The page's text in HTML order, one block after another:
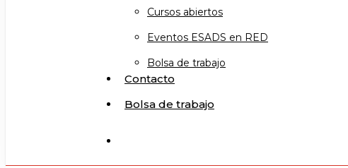
Cursos abiertos
Eventos ESADS en RED
Bolsa de trabajo
Contacto
Bolsa de trabajo